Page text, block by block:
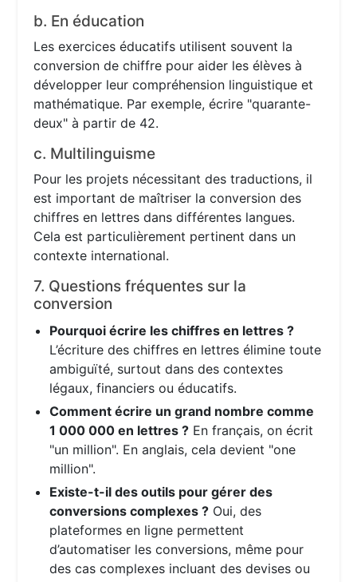
b. En éducation
Les exercices éducatifs utilisent souvent la
conversion de chiffre pour aider les élèves à
développer leur compréhension linguistique et
mathématique. Par exemple, écrire "quarante-
deux" à partir de 42.
c. Multilinguisme
Pour les projets nécessitant des traductions, il
est important de maîtriser la conversion des
chiffres en lettres dans différentes langues.
Cela est particulièrement pertinent dans un
contexte international.
7. Questions fréquentes sur la
conversion
Pourquoi écrire les chiffres en lettres ?
L’écriture des chiffres en lettres élimine toute
ambiguïté, surtout dans des contextes
légaux, financiers ou éducatifs.
Comment écrire un grand nombre comme
1 000 000 en lettres ? En français, on écrit
"un million". En anglais, cela devient "one
million".
Existe-t-il des outils pour gérer des
conversions complexes ? Oui, des
plateformes en ligne permettent
d’automatiser les conversions, même pour
des cas complexes incluant des devises ou